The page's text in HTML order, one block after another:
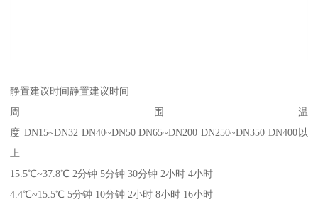
静置建议时间静置建议时间
周围温
度 DN15~DN32 DN40~DN50 DN65~DN200 DN250~DN350 DN400以
上
15.5℃~37.8℃ 2分钟 5分钟 30分钟 2小时 4小时
4.4℃~15.5℃ 5分钟 10分钟 2小时 8小时 16小时